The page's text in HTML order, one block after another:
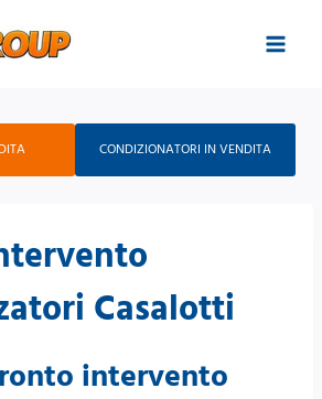
CONDIZIONATORI IN VENDITA
Casalotti
intervento